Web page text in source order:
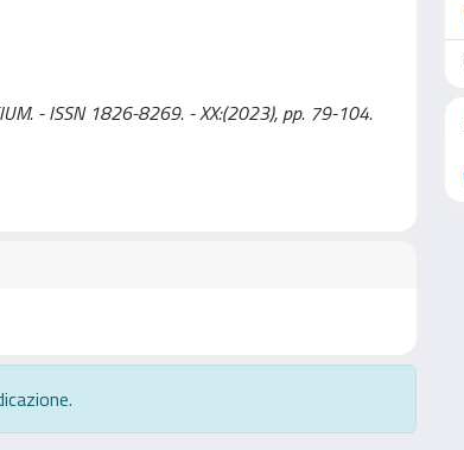
- ISSN 1826-8269. - XX:(2023), pp. 79-104.